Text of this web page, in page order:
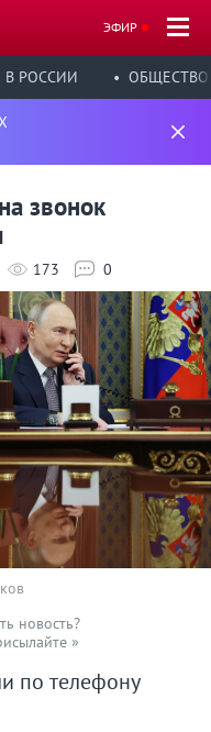
ЭФИР
В РОССИИ ОБЩЕСТВО
звонок
173 0
новость?
»
по телефону